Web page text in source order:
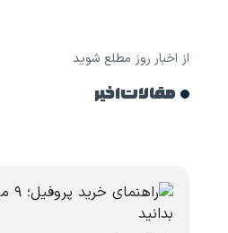
از اخبار روز مطلع شوید
مقالات اخیر